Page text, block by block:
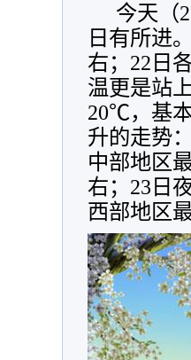
今天（
日有所进
右；22日
温更是站
20℃，基
升的走势
中部地区
右；23日
西部地区